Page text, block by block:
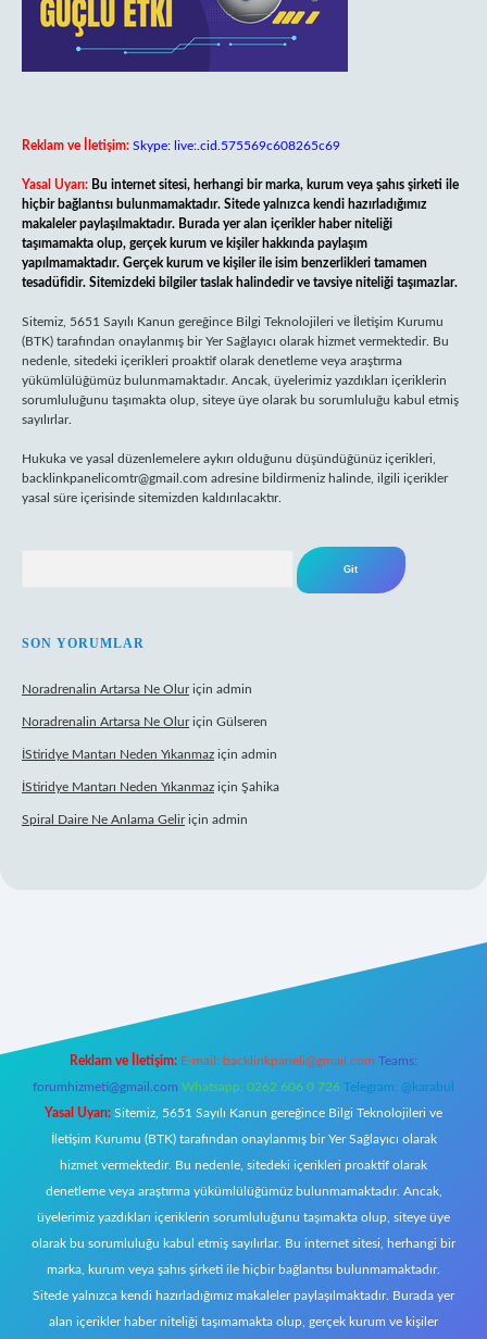
Reklam ve İletişim: Skype: live:.cid.575569c608265c69
Yasal Uyarı: Bu internet sitesi, herhangi bir marka, kurum veya şahıs şirketi ile
hiçbir bağlantısı bulunmamaktadır. Sitede yalnızca kendi hazırladığımız
makaleler paylaşılmaktadır. Burada yer alan içerikler haber niteliği
taşımamakta olup, gerçek kurum ve kişiler hakkında paylaşım
yapılmamaktadır. Gerçek kurum ve kişiler ile isim benzerlikleri tamamen
tesadüfidir. Sitemizdeki bilgiler taslak halindedir ve tavsiye niteliği taşımazlar.
Sitemiz, 5651 Sayılı Kanun gereğince Bilgi Teknolojileri ve İletişim Kurumu
(BTK) tarafından onaylanmış bir Yer Sağlayıcı olarak hizmet vermektedir. Bu
nedenle, sitedeki içerikleri proaktif olarak denetleme veya araştırma
yükümlülüğümüz bulunmamaktadır. Ancak, üyelerimiz yazdıkları içeriklerin
sorumluluğunu taşımakta olup, siteye üye olarak bu sorumluluğu kabul etmiş
sayılırlar.
Hukuka ve yasal düzenlemelere aykırı olduğunu düşündüğünüz içerikleri,
backlinkpanelicomtr@gmail.com adresine bildirmeniz halinde, ilgili içerikler
yasal süre içerisinde sitemizden kaldırılacaktır.
SON YORUMLAR
Noradrenalin Artarsa Ne Oluriçin admin
Noradrenalin Artarsa Ne Oluriçin Gülseren
İStiridye Mantarı Neden Yıkanmaz için admin
İStiridye Mantarı Neden Yıkanmaz için Şahika
Spiral Daire Ne Anlama Geliriçin admin
Reklam ve İletişim: E-mail: backlinkpaneli@gmail.com Teams:
forumhizmeti@gmail.com Whatsapp: 0262 606 0 726 Telegram: @karabul
Yasal Uyarı: Sitemiz, 5651 Sayılı Kanun gereğince Bilgi Teknolojileri ve
İletişim Kurumu (BTK) tarafından onaylanmış bir Yer Sağlayıcı olarak
hizmet vermektedir. Bu nedenle, sitedeki içerikleri proaktif olarak
denetleme veya araştırma yükümlülüğümüz bulunmamaktadır. Ancak,
üyelerimiz yazdıkları içeriklerin sorumluluğunu taşımakta olup, siteye üye
olarak bu sorumluluğu kabul etmiş sayılırlar. Bu internet sitesi, herhangi bir
marka, kurum veya şahıs şirketi ile hiçbir bağlantısı bulunmamaktadır.
Sitede yalnızca kendi hazırladığımız makaleler paylaşılmaktadır. Burada yer
alan içerikler haber niteliği taşımamakta olup, gerçek kurum ve kişiler